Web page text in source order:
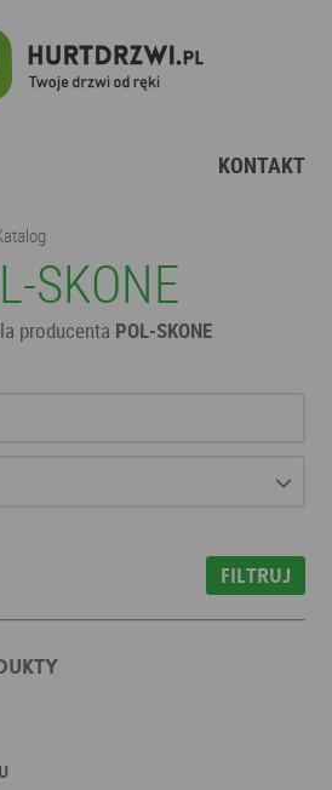
KONTAKT
SKONE
producenta POL-SKONE
Filtruj